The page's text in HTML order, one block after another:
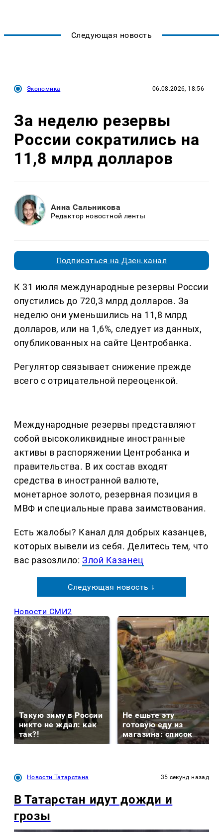
Следующая новость
Экономика 06.08.2026, 18:56
За неделю резервы
России сократились на
11,8 млрд долларов
Анна Сальникова
Редактор новостной ленты
Подписаться на Дзен.канал
К 31 июля международные резервы России
опустились до 720,3 млрд долларов. За
неделю они уменьшились на 11,8 млрд
долларов, или на 1,6%, следует из данных,
опубликованных на сайте Центробанка.
Регулятор связывает снижение прежде
всего с отрицательной переоценкой.
Международные резервы представляют
собой высоколиквидные иностранные
активы в распоряжении Центробанка и
правительства. В их состав входят
средства в иностранной валюте,
монетарное золото, резервная позиция в
МВФ и специальные права заимствования.
Есть жалобы? Канал для добрых казанцев,
которых вывели из себя. Делитеcь тем, что
вас разозлило:Злой Казанец
Следующая новость ↓
Новости СМИ2
Такую зиму в России
никто не ждал: как
так?!
Не ешьте эту
готовую еду из
магазина: список
Новости Татарстана 35 секунд назад
В Татарстан идут дожди и
грозы